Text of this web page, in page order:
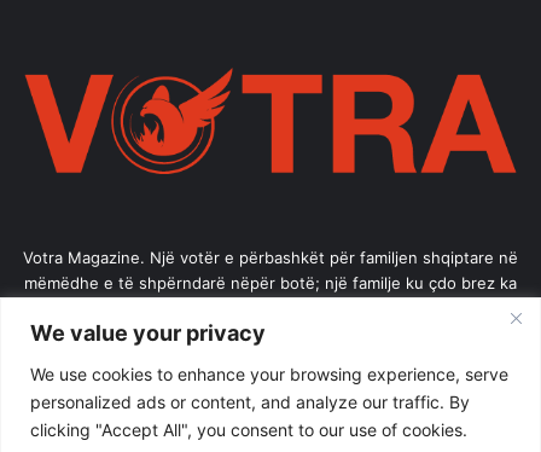
We value your privacy
We use cookies to enhance your browsing experience, serve
personalized ads or content, and analyze our traffic. By
clicking "Accept All", you consent to our use of cookies.
Votra Magazine. Një votër e përbashkët për familjen shqiptare në
mëmëdhe e të shpërndarë nëpër botë; një familje ku çdo brez ka
Enter
Email